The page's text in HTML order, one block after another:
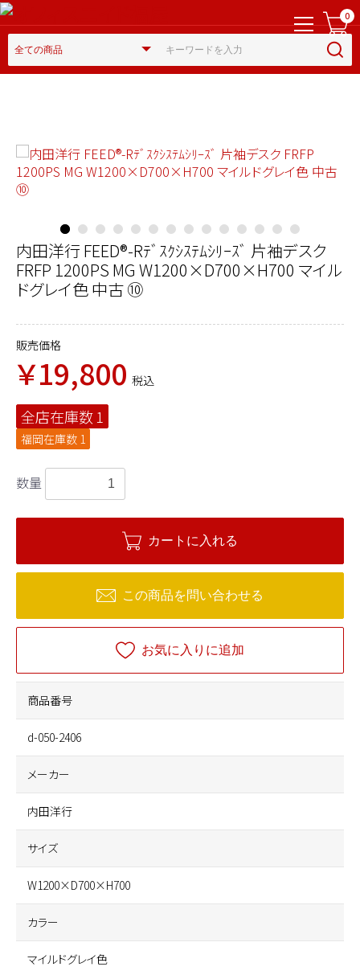
0
内田洋行 FEED®-Rﾃﾞｽｸｼｽﾃﾑｼﾘｰｽﾞ 片袖デスク
FRFP 1200PS MG W1200×D700×H700 マイル
ドグレイ色 中古 ⑩
販売価格
￥19,800 税込
全店在庫数1
福岡在庫数 1
数量
カートに入れる
この商品を問い合わせる
お気に入りに追加
商品番号
d-050-2406
メーカー
内田洋行
サイズ
W1200×D700×H700
カラー
マイルドグレイ色